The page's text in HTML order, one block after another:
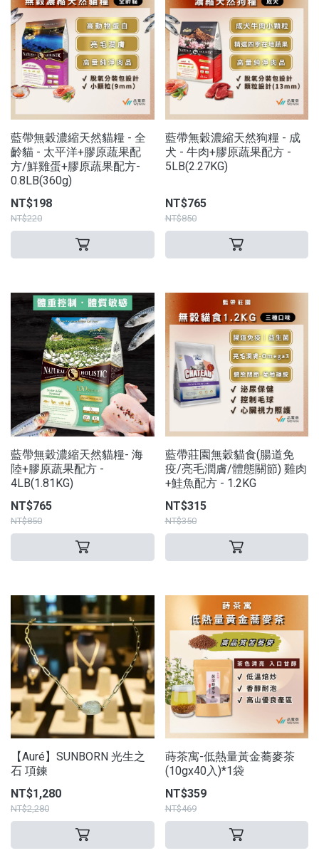
藍帶無穀濃縮天然貓糧 - 全
齡貓 - 太平洋+膠原蔬果配
方/鮮雞蛋+膠原蔬果配方-
0.8LB(360g)
NT$198
NT$220
藍帶無穀濃縮天然狗糧 - 成
犬 - 牛肉+膠原蔬果配方 -
5LB(2.27KG)
NT$765
NT$850
藍帶無穀濃縮天然貓糧- 海
陸+膠原蔬果配方 -
4LB(1.81KG)
NT$765
NT$850
藍帶莊園無穀貓食(腸道免
疫/亮毛潤膚/體態關節) 雞肉
+鮭魚配方 - 1.2KG
NT$315
NT$350
【Auré】SUNBORN 光生之
石 項鍊
NT$1,280
NT$2,280
蒔茶寓-低熱量黃金蕎麥茶
(10gx40入)*1袋
NT$359
NT$469